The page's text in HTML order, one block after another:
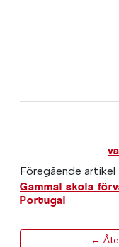
Föregående artikel
Gammal skola
Portugal
←